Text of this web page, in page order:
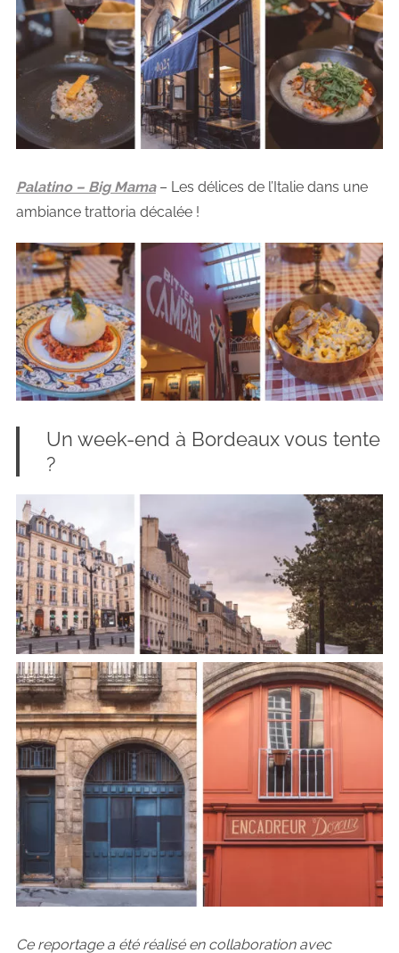
Palatino – Big Mama– Les délices de l’Italie dans une
ambiance trattoria décalée !
Un week-end à Bordeaux vous tente
?
Ce reportage a été réalisé en collaboration avec